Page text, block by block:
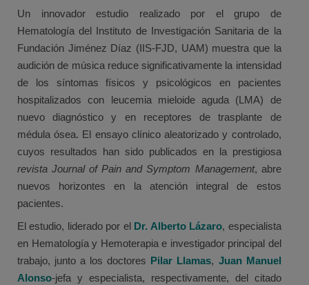
Un innovador estudio realizado por el grupo de
Hematología del Instituto de Investigación Sanitaria de la
Fundación Jiménez Díaz (IIS-FJD, UAM) muestra que la
audición de música reduce significativamente la intensidad
de los síntomas físicos y psicológicos en pacientes
hospitalizados con leucemia mieloide aguda (LMA) de
nuevo diagnóstico y en receptores de trasplante de
médula ósea. El ensayo clínico aleatorizado y controlado,
cuyos resultados han sido publicados en la prestigiosa
revista Journal of Pain and Symptom Management, abre
nuevos horizontes en la atención integral de estos
pacientes.
El estudio, liderado por el Dr. Alberto Lázaro, especialista
en Hematología y Hemoterapia e investigador principal del
trabajo, junto a los doctores Pilar Llamas, Juan Manuel
Alonso-jefa y especialista, respectivamente, del citado